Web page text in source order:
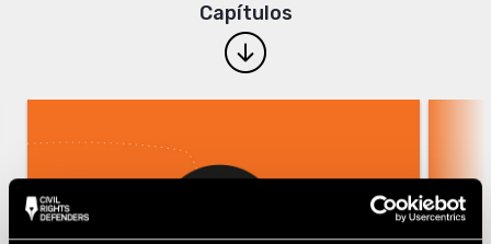
Capítulos